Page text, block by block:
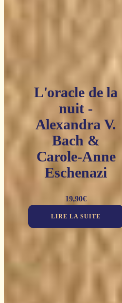
L'oracle de la
nuit -
Alexandra V.
Bach &
Carole-Anne
Eschenazi
19,90€
LIRE LA SUITE